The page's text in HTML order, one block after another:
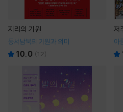
지리의 기원
동서남북의 기원과 의미
10.0 (12)
저
아